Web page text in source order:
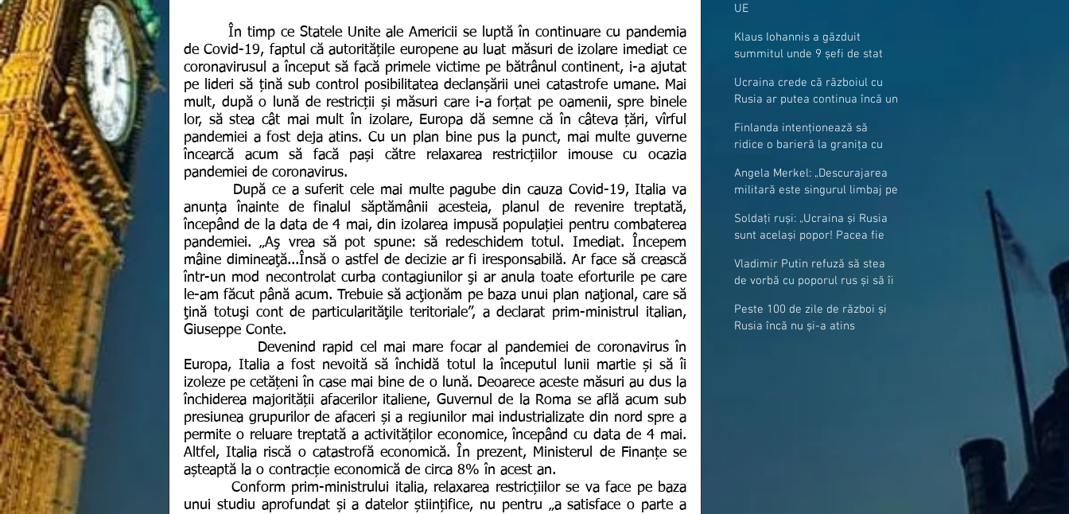
de Covid-19, faptul că autoritățile europene au luat măsuri de izolare imediat ce
coronavirusul a început să facă primele victime pe bătrânul continent, i-a ajutat
pe lideri să țină sub control posibilitatea declanșării unei catastrofe umane. Mai
mult, după o lună de restricții și măsuri care i-a forțat pe oamenii, spre binele
lor, să stea cât mai mult în izolare, Europa dă semne că în câteva țări, vîrful
pandemiei a fost deja atins. Cu un plan bine pus la punct, mai multe guverne
încearcă acum să facă pași către relaxarea restricțiilor imouse cu ocazia
pandemiei de coronavirus.
anunța înainte de finalul săptămânii acesteia, planul de revenire treptată,
începând de la data de 4 mai, din izolarea impusă populației pentru combaterea
pandemiei. „Aş vrea să pot spune: să redeschidem totul. Imediat. Începem
mâine dimineaţă...Însă o astfel de decizie ar fi iresponsabilă. Ar face să crească
într-un mod necontrolat curba contagiunilor şi ar anula toate eforturile pe care
le-am făcut până acum. Trebuie să acţionăm pe baza unui plan naţional, care să
ţină totuşi cont de particularităţile teritoriale”, a declarat prim-ministrul italian,
Giuseppe Conte.
Europa, Italia a fost nevoită să închidă totul la începutul lunii martie și să îi
izoleze pe cetățeni în case mai bine de o lună. Deoarece aceste măsuri au dus la
închiderea majorității afacerilor italiene, Guvernul de la Roma se află acum sub
presiunea grupurilor de afaceri și a regiunilor mai industrializate din nord spre a
permite o reluare treptată a activităților economice, începând cu data de 4 mai.
Altfel, Italia riscă o catastrofă economică. În prezent, Ministerul de Finanțe se
așteaptă la o contracție economică de circa 8% în acest an.
unui studiu aprofundat și a datelor științifice, nu pentru „a satisface o parte a
UE
Klaus Iohannis a găzduit
summitul unde 9 șefi de stat
granițe
Ucraina crede că războiul cu
Rusia ar putea continua încă un
Finlanda intenționează să
ridice o barieră la granița cu
Angela Merkel: „Descurajarea
militară este singurul limbaj pe
Soldați ruși: „Ucraina și Rusia
sunt același popor! Pacea fie
Vladimir Putin refuză să stea
de vorbă cu poporul rus și să îi
Peste 100 de zile de război și
Rusia încă nu și-a atins